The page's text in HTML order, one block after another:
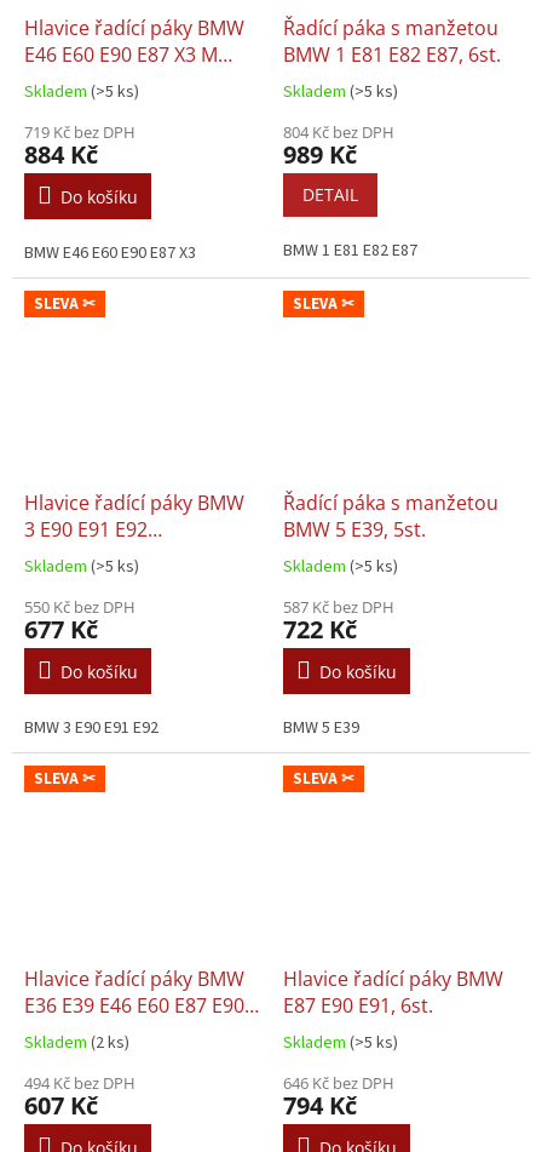
Hlavice řadící páky BMW
E46 E60 E90 E87 X3 M
paket, 5st.
Skladem (>5 ks)
719 Kč bez DPH
884 Kč
Do košíku
BMW E46 E60 E90 E87 X3
Řadící páka s manžetou
BMW 1 E81 E82 E87, 6st.
Skladem (>5 ks)
804 Kč bez DPH
989 Kč
DETAIL
BMW 1 E81 E82 E87
SLEVA ✂
Hlavice řadící páky BMW
3 E90 E91 E92
PERFORMANCE, 6st.
Skladem (>5 ks)
550 Kč bez DPH
677 Kč
Do košíku
BMW 3 E90 E91 E92
SLEVA ✂
Řadící páka s manžetou
BMW 5 E39, 5st.
Skladem (>5 ks)
587 Kč bez DPH
722 Kč
Do košíku
BMW 5 E39
SLEVA ✂
Hlavice řadící páky BMW
E36 E39 E46 E60 E87 E90
X5, 5st.
Skladem (2 ks)
494 Kč bez DPH
607 Kč
Do košíku
SLEVA ✂
Hlavice řadící páky BMW
E87 E90 E91, 6st.
Skladem (>5 ks)
646 Kč bez DPH
794 Kč
Do košíku